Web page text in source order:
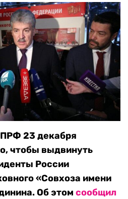
23 декабря
чтобы выдвинуть
России
«Совхоза имени
Об этом сообщил